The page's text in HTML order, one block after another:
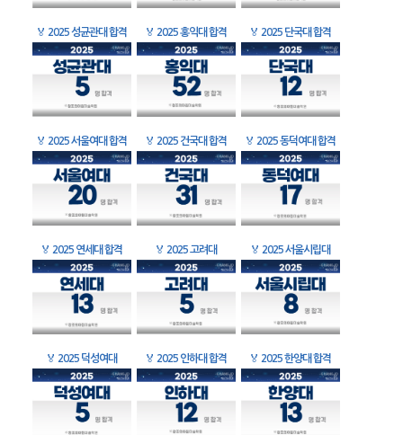
🏅 2025 성균관대 합격 🏅 2025 홍익대 합격 🏅 2025 단국대 합격
🏅 2025 서울여대 합격 🏅 2025 건국대 합격 🏅 2025 동덕여대 합격
🏅 2025 연세대 합격 🏅 2025 고려대 🏅 2025 서울시립대
🏅 2025 덕성여대 🏅 2025 인하대 합격 🏅 2025 한양대 합격